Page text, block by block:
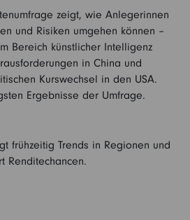
zeigt, wie Anlegerinnen
und Risiken umgehen können –
Bereich künstlicher Intelligenz
in China und
Kurswechsel in den USA.
Ergebnisse der Umfrage.
frühzeitig Trends in Regionen und
Renditechancen.